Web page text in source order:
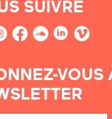
SUIVRE
VOUS